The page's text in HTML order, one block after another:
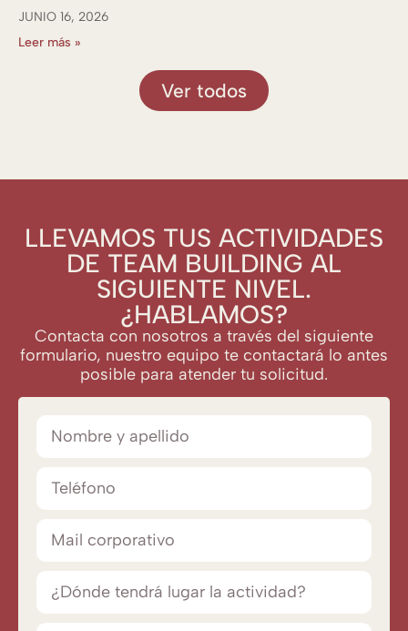
JUNIO 16, 2026
Leer más »
Ver todos
LLEVAMOS TUS ACTIVIDADES
DE TEAM BUILDING AL
SIGUIENTE NIVEL.
¿HABLAMOS?
Contacta con nosotros a través del siguiente
formulario, nuestro equipo te contactará lo antes
posible para atender tu solicitud.